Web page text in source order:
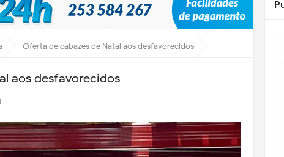
Oferta de cabazes de Natal aos desfavorecidos
aos desfavorecidos